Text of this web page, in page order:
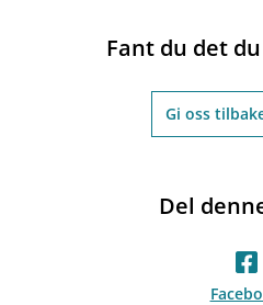
Fant du det
Gi oss
Del